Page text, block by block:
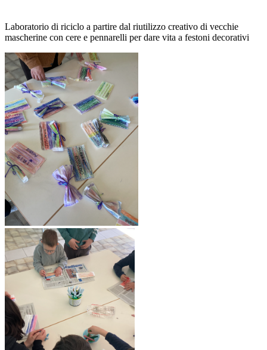
Laboratorio di riciclo a partire dal riutilizzo creativo di vecchie
mascherine con cere e pennarelli per dare vita a festoni decorativi